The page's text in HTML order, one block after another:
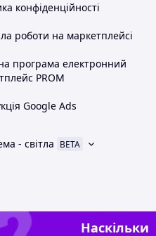
конфіденційності
роботи на маркетплейсі
програма електронний
PROM
Google Ads
- світла BETA
Наскільки